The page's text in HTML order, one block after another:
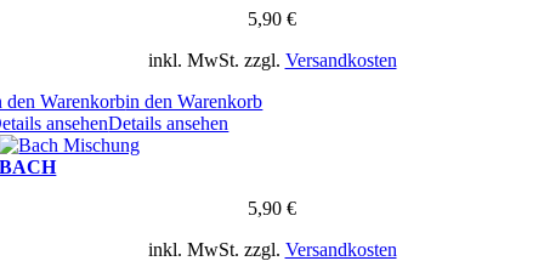
5,90 €
inkl. MwSt. zzgl. Versandkosten
den Warenkorbin den Warenkorb
ansehenDetails ansehen
BACH
5,90 €
inkl. MwSt. zzgl. Versandkosten